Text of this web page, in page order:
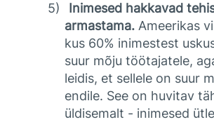
5)
Inimesed hakkavad
armastama. Ameerikas
kus 60% inimestest
suur mõju töötajatele,
leidis, et sellele on suur
endile. See on huvitav
üldisemalt - inimesed